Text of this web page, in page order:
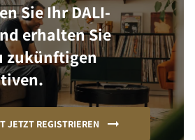
Sie Ihr DALI-
erhalten Sie
zukünftigen
JETZT REGISTRIEREN